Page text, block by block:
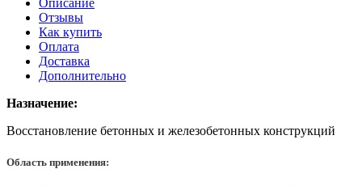
Отзывы
Как купить
Оплата
Доставка
Дополнительно
Назначение:
Восстановление бетонных и железобетонных конструкций
Область применения: